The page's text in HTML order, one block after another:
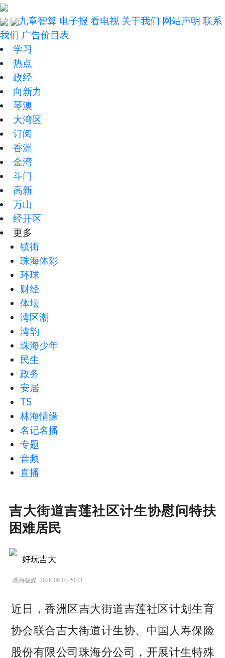
九章智算 电子报 看电视 关于我们 网站声明 联系
我们 广告价目表
学习
热点
政经
向新力
琴澳
大湾区
订阅
香洲
金湾
斗门
高新
万山
经开区
更多
镇街
珠海体彩
环球
财经
体坛
湾区潮
湾韵
珠海少年
民生
政务
安居
T5
林海情缘
名记名播
专题
音频
直播
吉大街道吉莲社区计生协慰问特扶
困难居民
好玩吉大
观海融媒 2026-06-03 20:41
近日，香洲区吉大街道吉莲社区计划生育
协会联合吉大街道计生协、中国人寿保险
股份有限公司珠海分公司，开展计生特殊